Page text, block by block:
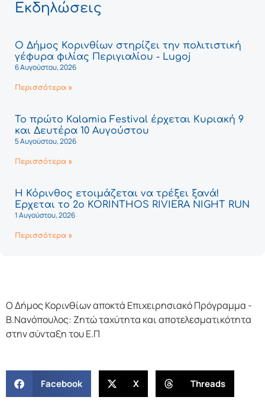
Εκδηλώσεις
Ο Δήμος Κορινθίων στηρίζει την πολιτιστική
γέφυρα φιλίας Περιγιαλίου - Lugoj
6 Αυγούστου, 2026
Περισσότερα »
Το πρώτο Kalamia Festival έρχεται Κυριακή 9
και Δευτέρα 10 Αυγούστου
5 Αυγούστου, 2026
Περισσότερα »
Η Κόρινθος ετοιμάζεται να τρέξει ξανά!
Έρχεται το 2ο KORINTHOS RIVIERA NIGHT RUN
1 Αυγούστου, 2026
Περισσότερα »
Ο Δήμος Κορινθίων αποκτά Επιχειρησιακό Πρόγραμμα -
Β.Νανόπουλος: Ζητώ ταχύτητα και αποτελεσματικότητα
στην σύνταξη του Ε.Π
Facebook X Threads